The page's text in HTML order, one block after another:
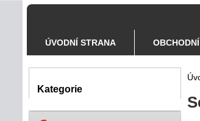
ÚVODNÍ STRANA
Kategorie